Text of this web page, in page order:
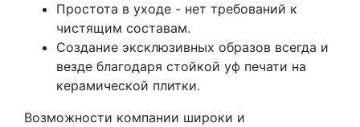
Простота в уходе - нет требований к
чистящим составам.
Создание эксклюзивных образов всегда и
везде благодаря стойкой уф печати на
керамической плитки.
Возможности компании широки и